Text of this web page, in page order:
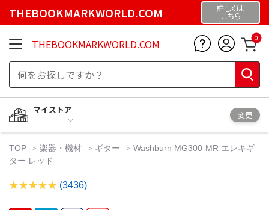
THEBOOKMARKWORLD.COM 詳しくは
こちら
THEBOOKMARKWORLD.COM 0
マイストア
変更
TOP 楽器・機材 ギター
Washburn MG300-MR エレキギ
ター レッド
(3436)